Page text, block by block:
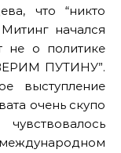
что “никто
начался
не о политике
ПУТИНУ”.
выступление
очень скупо